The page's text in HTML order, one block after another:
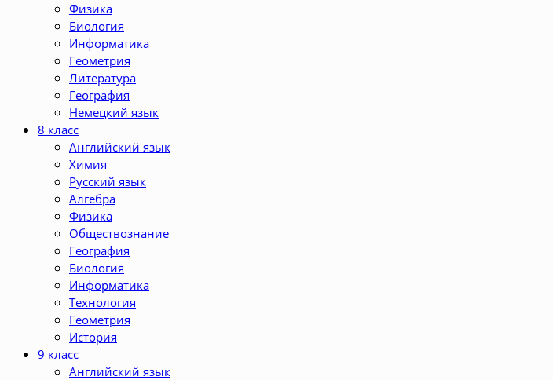
Физика
Биология
Информатика
Геометрия
Литература
География
Немецкий язык
8 класс
Английский язык
Химия
Русский язык
Алгебра
Физика
Обществознание
География
Биология
Информатика
Технология
Геометрия
История
9 класс
Английский язык